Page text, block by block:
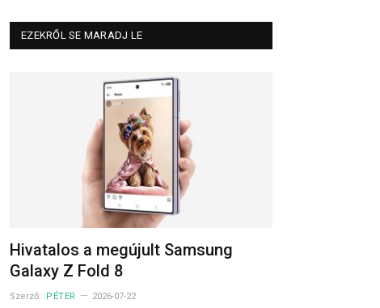
EZEKRŐL SE MARADJ LE
Hivatalos a megújult Samsung
Galaxy Z Fold 8
Szerző: PÉTER 2026-07-22